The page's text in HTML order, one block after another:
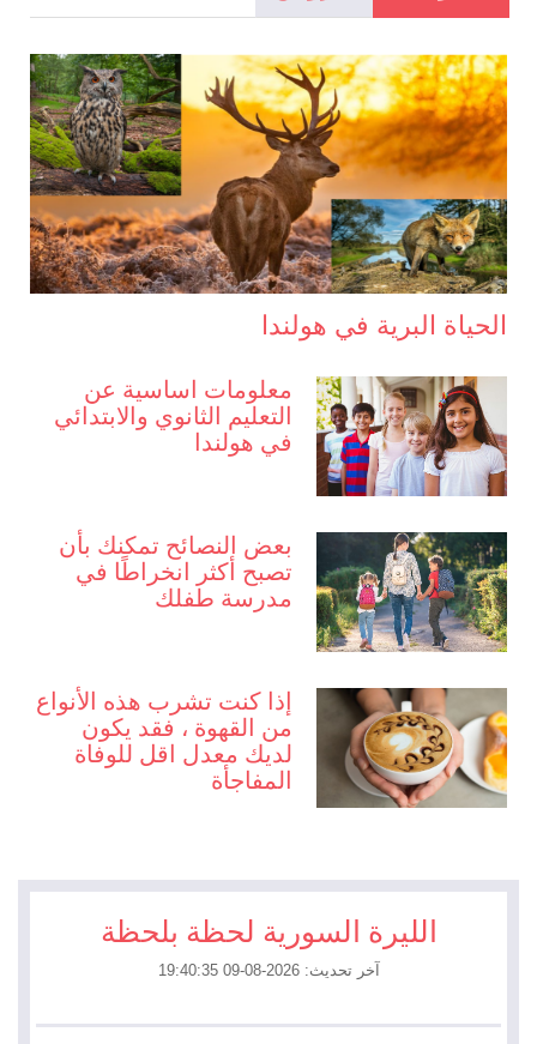
الحياة البرية في هولندا
معلومات اساسية عن
التعليم الثانوي والابتدائي
في هولندا
بعض النصائح تمكنك بأن
تصبح أكثر انخراطًا في
مدرسة طفلك
إذا كنت تشرب هذه الأنواع
من القهوة ، فقد يكون
لديك معدل اقل للوفاة
المفاجأة
الليرة السورية لحظة بلحظة
آخر تحديث: 2026-08-09 19:40:35